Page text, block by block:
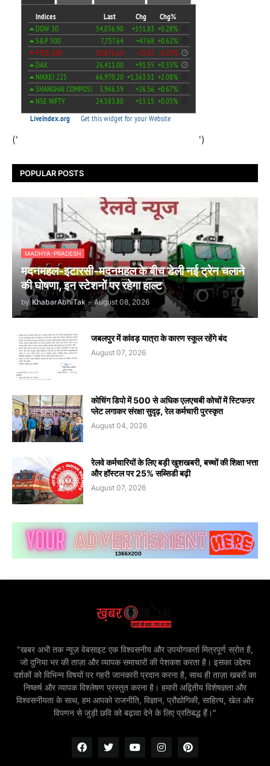
(' ')
POPULAR POSTS
MADHYA-PRADESH
मदनमहल-इटारसी-मदनमहल के बीच डेली नई ट्रेन चलाने
की घोषणा, इन स्टेशनों पर रहेगा हाल्ट
by KhabarAbhiTak - August 08, 2026
जबलपुर में कांवड़ यात्रा के कारण स्कूल रहेंगे बंद
August 07, 2026
कोचिंग डिपो में 500 से अधिक एलएचबी कोचों में स्टिफऩर
प्लेट लगाकर संरक्षा सुदृढ़, रेल कर्मचारी पुरस्कृत
August 04, 2026
रेलवे कर्मचारियों के लिए बड़ी खुशखबरी, बच्चों की शिक्षा भत्ता
और हॉस्टल पर 25% सब्सिडी बढ़ी
August 07, 2026
"खबर अभी तक न्यूज़ वेबसाइट एक विश्वसनीय और उपयोगकर्ता मित्रपूर्ण स्रोत है,
जो दुनिया भर की ताज़ा और व्यापक समाचारों की पेशकश करता है। इसका उद्देश्य
दर्शकों को विभिन्न विषयों पर गहरी जानकारी प्रदान करना है, साथ ही ताज़ा खबरों का
निष्कर्ष और व्यापक विश्लेषण प्रस्तुत करना है। हमारी अद्वितीय विशेषज्ञता और
विश्वसनीयता के साथ, हम आपको राजनीति, विज्ञान, प्रौद्योगिकी, साहित्य, खेल और
विपणन से जुड़ी छवि को बढ़ावा देने के लिए प्रतिबद्ध हैं।"